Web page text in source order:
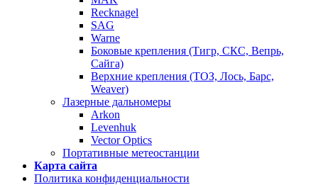
Recknagel
SAG
Warne
Боковые крепления (Тигр, СКС, Вепрь,
Сайга)
Верхние крепления (ТОЗ, Лось, Барс,
Weaver)
Лазерные дальномеры
Arkon
Levenhuk
Vector Optics
Портативные метеостанции
Карта сайта
Политика конфиденциальности